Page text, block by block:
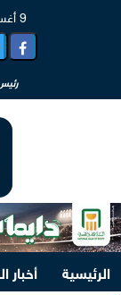
9 أغسطس 2026
الرئيسية أخبار